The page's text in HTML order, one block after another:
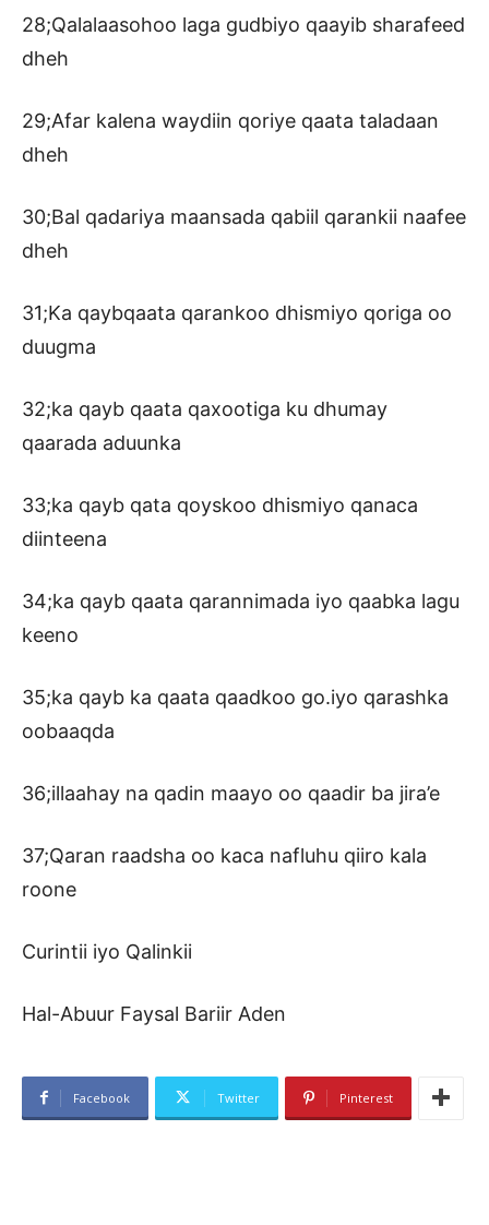
28;Qalalaasohoo laga gudbiyo qaayib sharafeed
dheh
29;Afar kalena waydiin qoriye qaata taladaan
dheh
30;Bal qadariya maansada qabiil qarankii naafee
dheh
31;Ka qaybqaata qarankoo dhismiyo qoriga oo
duugma
32;ka qayb qaata qaxootiga ku dhumay
qaarada aduunka
33;ka qayb qata qoyskoo dhismiyo qanaca
diinteena
34;ka qayb qaata qarannimada iyo qaabka lagu
keeno
35;ka qayb ka qaata qaadkoo go.iyo qarashka
oobaaqda
36;illaahay na qadin maayo oo qaadir ba jira’e
37;Qaran raadsha oo kaca nafluhu qiiro kala
roone
Curintii iyo Qalinkii
Hal-Abuur Faysal Bariir Aden
Facebook Twitter Pinterest